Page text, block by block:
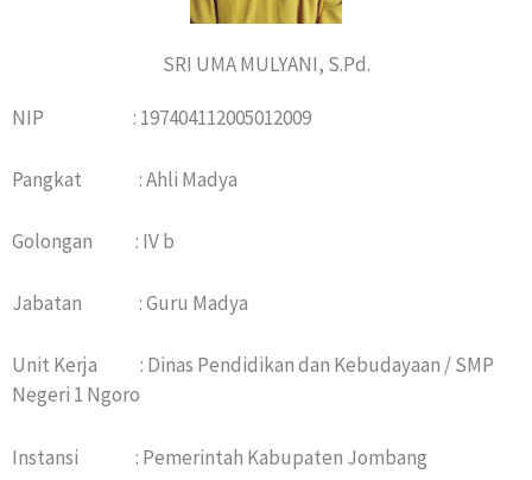
SRI UMA MULYANI, S.Pd.
NIP : 197404112005012009
Pangkat : Ahli Madya
Golongan : IV b
Jabatan : Guru Madya
Unit Kerja : Dinas Pendidikan dan Kebudayaan / SMP
Negeri 1 Ngoro
Instansi : Pemerintah Kabupaten Jombang